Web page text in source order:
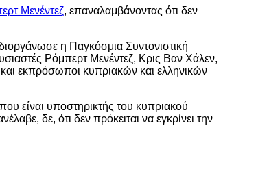
Μενέντεζ, επαναλαμβάνοντας ότι δεν
η Παγκόσμια Συντονιστική
Ρόμπερτ Μενέντεζ, Κρις Βαν Χάλεν,
εκπρόσωποι κυπριακών και ελληνικών
είναι υποστηρικτής του κυπριακού
δε, ότι δεν πρόκειται να εγκρίνει την